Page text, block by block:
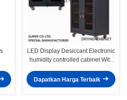
LED Display Desiccant Electronic
humidity controlled cabinet With
Dapatkan Harga Terbaik